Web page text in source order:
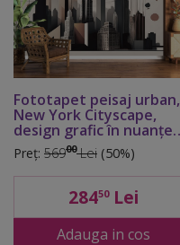
Fototapet peisaj urban,
New York Cityscape,
design grafic în nuanțe
de maro, 416x254 cm
Preț: 56900Lei (50%)
28450Lei
Adauga in cos